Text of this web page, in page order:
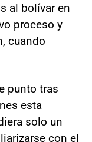
al bolívar en
proceso y
cuando
punto tras
esta
solo un
con el